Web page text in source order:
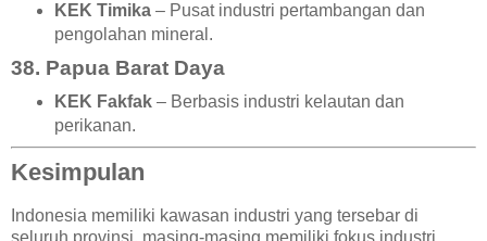
KEK Timika– Pusat industri pertambangan dan
pengolahan mineral.
38. Papua Barat Daya
KEK Fakfak– Berbasis industri kelautan dan
perikanan.
Kesimpulan
Indonesia memiliki kawasan industri yang tersebar di
seluruh provinsi, masing-masing memiliki fokus industri